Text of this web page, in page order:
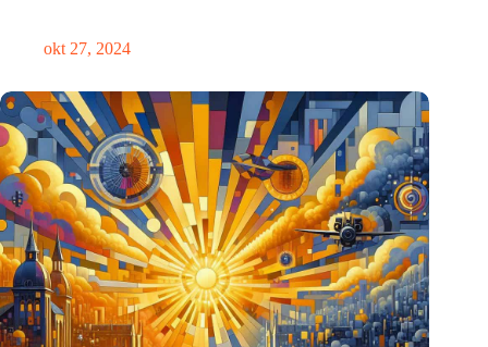
okt 27, 2024